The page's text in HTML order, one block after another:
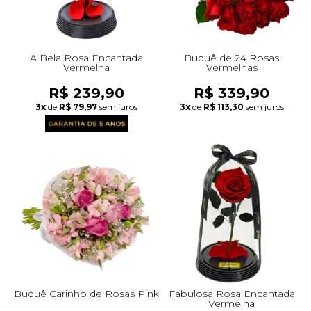
A Bela Rosa Encantada
Vermelha
R$ 239,90
3x de R$ 79,97 sem juros
Buquê de 24 Rosas
Vermelhas
R$ 339,90
3x de R$ 113,30 sem juros
Buquê Carinho de Rosas Pink Fabulosa Rosa Encantada
Vermelha